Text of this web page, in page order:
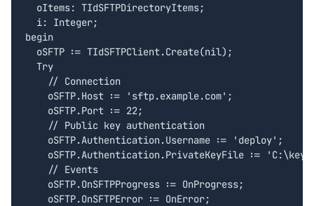
  oItems: TIdSFTPDirectoryItems;
  i: Integer;
begin
  oSFTP := TIdSFTPClient.Create(nil);
  Try
    // Connection
    oSFTP.Host := 'sftp.example.com';
    oSFTP.Port := 22;
    // Public key authentication
    oSFTP.Authentication.Username := 'deploy';
oSFTP.Authentication.PrivateKeyFile :=
    // Events
    oSFTP.OnSFTPProgress := OnProgress;
    oSFTP.OnSFTPError := OnError;